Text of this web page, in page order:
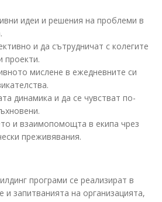
идеи и решения на проблеми в
и да сътрудничат с колегите
проекти.
мислене в ежедневните си
динамика и да се чувстват по-
и взаимопомощта в екипа чрез
преживявания.
програми се реализират в
и запитванията на организацията,